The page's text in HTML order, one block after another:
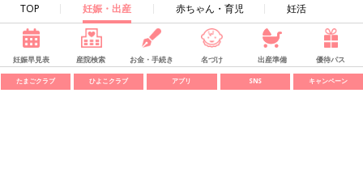
TOP 妊娠・出産 赤ちゃん・育児 妊活
妊娠早見表 産院検索 お金・手続き 名づけ 出産準備 優待パス
たまごクラブ ひよこクラブ アプリ SNS キャンペーン